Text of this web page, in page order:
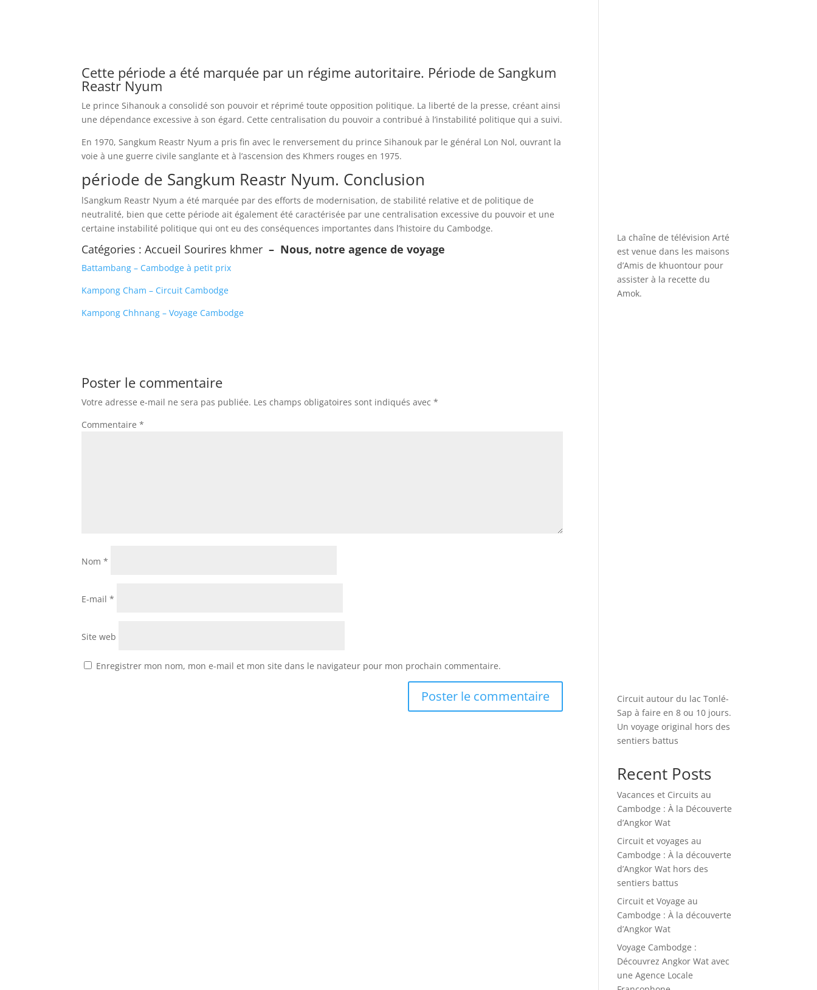
Cette période a été marquée par un régime autoritaire. Période de Sangkum
Reastr Nyum
Le prince Sihanouk a consolidé son pouvoir et réprimé toute opposition politique. La liberté de la presse, créant ainsi
une dépendance excessive à son égard. Cette centralisation du pouvoir a contribué à l’instabilité politique qui a suivi.
En 1970, Sangkum Reastr Nyum a pris fin avec le renversement du prince Sihanouk par le général Lon Nol, ouvrant la
voie à une guerre civile sanglante et à l’ascension des Khmers rouges en 1975.
période de Sangkum Reastr Nyum. Conclusion
lSangkum Reastr Nyum a été marquée par des efforts de modernisation, de stabilité relative et de politique de
neutralité, bien que cette période ait également été caractérisée par une centralisation excessive du pouvoir et une
certaine instabilité politique qui ont eu des conséquences importantes dans l’histoire du Cambodge.
Catégories :Accueil Sourires khmer – Nous, notre agence de voyage
Battambang – Cambodge à petit prix
Kampong Cham – Circuit Cambodge
Kampong Chhnang – Voyage Cambodge
Poster le commentaire
Votre adresse e-mail ne sera pas publiée. Les champs obligatoires sont indiqués avec*
Commentaire*
Nom*
E-mail*
Site web
Enregistrer mon nom, mon e-mail et mon site dans le navigateur pour mon prochain commentaire.
La chaîne de télévision Arté
est venue dans les maisons
d’Amis de khuontour pour
assister à la recette du
Amok.
Circuit autour du lac Tonlé-
Sap à faire en 8 ou 10 jours.
Un voyage original hors des
sentiers battus
Recent Posts
Vacances et Circuits au
Cambodge : À la Découverte
d’Angkor Wat
Circuit et voyages au
Cambodge : À la découverte
d’Angkor Wat hors des
sentiers battus
Circuit et Voyage au
Cambodge : À la découverte
d’Angkor Wat
Voyage Cambodge :
Découvrez Angkor Wat avec
une Agence Locale